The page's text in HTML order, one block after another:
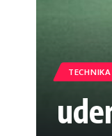
TECHNIKA